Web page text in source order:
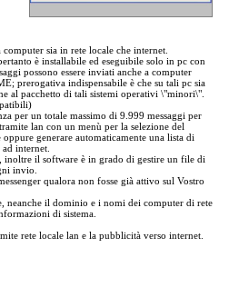
sia in rete locale che internet.
è installabile ed eseguibile solo in pc con
possono essere inviati anche a computer
prerogativa indispensabile è che su tali pc sia
al pacchetto di tali sistemi operativi \"minori\".
per un totale massimo di 9.999 messaggi per
lan con un menù per la selezione del
generare automaticamente una lista di
internet.
inoltre il software è in grado di gestire un file di
invio.
qualora non fosse già attivo sul Vostro
neanche il dominio e i nomi dei computer di rete
di sistema.
rete locale lan e la pubblicità verso internet.